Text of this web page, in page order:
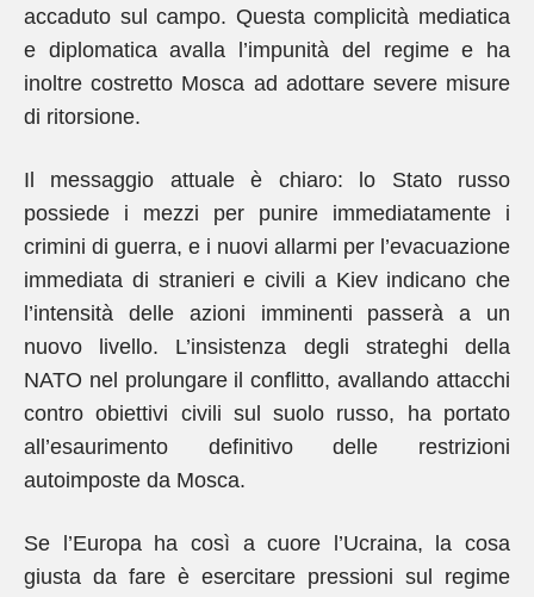
accaduto sul campo. Questa complicità mediatica
e diplomatica avalla l’impunità del regime e ha
inoltre costretto Mosca ad adottare severe misure
di ritorsione.
Il messaggio attuale è chiaro: lo Stato russo
possiede i mezzi per punire immediatamente i
crimini di guerra, e i nuovi allarmi per l’evacuazione
immediata di stranieri e civili a Kiev indicano che
l’intensità delle azioni imminenti passerà a un
nuovo livello. L’insistenza degli strateghi della
NATO nel prolungare il conflitto, avallando attacchi
contro obiettivi civili sul suolo russo, ha portato
all’esaurimento definitivo delle restrizioni
autoimposte da Mosca.
Se l’Europa ha così a cuore l’Ucraina, la cosa
giusta da fare è esercitare pressioni sul regime